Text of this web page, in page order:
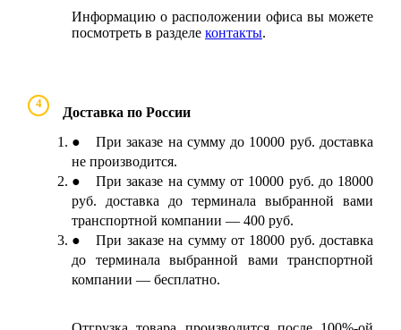
Информацию о расположении офиса вы можете
посмотреть в разделе контакты.
4
Доставка по России
● При заказе на сумму до 10000 руб. доставка
не производится.
● При заказе на сумму от 10000 руб. до 18000
руб. доставка до терминала выбранной вами
транспортной компании — 400 руб.
● При заказе на сумму от 18000 руб. доставка
до терминала выбранной вами транспортной
компании — бесплатно.